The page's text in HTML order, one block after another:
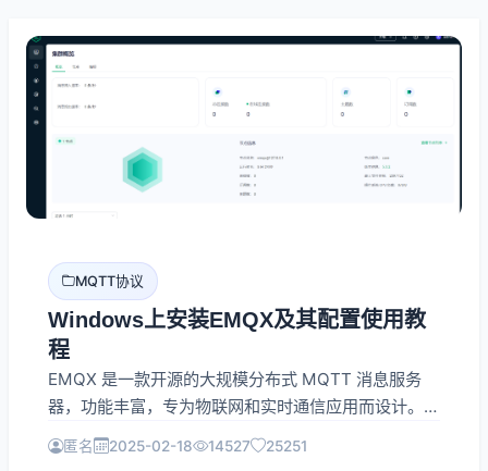
MQTT协议
Windows上安装EMQX及其配置使用教
程
EMQX 是一款开源的大规模分布式 MQTT 消息服务
器，功能丰富，专为物联网和实时通信应用而设计。
EMQX 5.0 单集群支持 MQTT 并发连接数高达 1 亿
条，单服务器的传输与处理吞吐量可达每秒百万级
匿名 2025-02-18 14527 25251